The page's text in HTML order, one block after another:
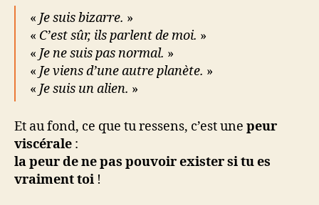
« Je suis bizarre. »
« C’est sûr, ils parlent de moi. »
« Je ne suis pas normal. »
« Je viens d’une autre planète. »
« Je suis un alien. »
Et au fond, ce que tu ressens, c’est une peur
viscérale :
la peur de ne pas pouvoir exister si tu es
vraiment toi !